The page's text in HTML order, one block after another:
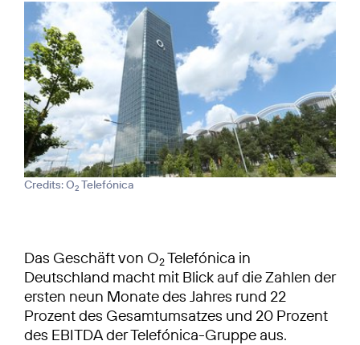
Credits: O2 Telefónica
Das Geschäft von O2Telefónica in
Deutschland macht mit Blick auf die Zahlen der
ersten neun Monate des Jahres rund 22
Prozent des Gesamtumsatzes und 20 Prozent
des EBITDA der Telefónica-Gruppe aus.